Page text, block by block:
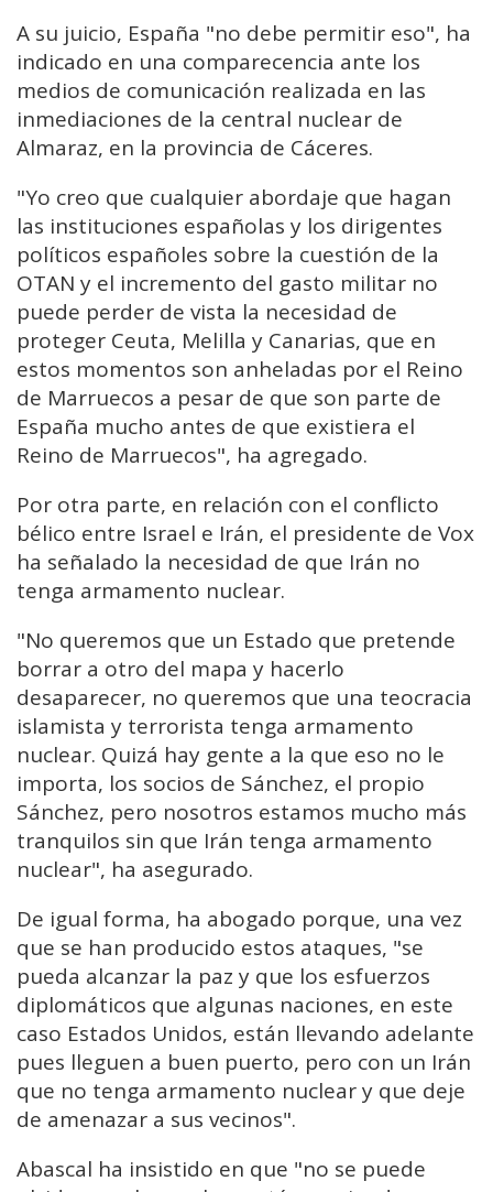
A su juicio, España "no debe permitir eso", ha
indicado en una comparecencia ante los
medios de comunicación realizada en las
inmediaciones de la central nuclear de
Almaraz, en la provincia de Cáceres.
"Yo creo que cualquier abordaje que hagan
las instituciones españolas y los dirigentes
políticos españoles sobre la cuestión de la
OTAN y el incremento del gasto militar no
puede perder de vista la necesidad de
proteger Ceuta, Melilla y Canarias, que en
estos momentos son anheladas por el Reino
de Marruecos a pesar de que son parte de
España mucho antes de que existiera el
Reino de Marruecos", ha agregado.
Por otra parte, en relación con el conflicto
bélico entre Israel e Irán, el presidente de Vox
ha señalado la necesidad de que Irán no
tenga armamento nuclear.
"No queremos que un Estado que pretende
borrar a otro del mapa y hacerlo
desaparecer, no queremos que una teocracia
islamista y terrorista tenga armamento
nuclear. Quizá hay gente a la que eso no le
importa, los socios de Sánchez, el propio
Sánchez, pero nosotros estamos mucho más
tranquilos sin que Irán tenga armamento
nuclear", ha asegurado.
De igual forma, ha abogado porque, una vez
que se han producido estos ataques, "se
pueda alcanzar la paz y que los esfuerzos
diplomáticos que algunas naciones, en este
caso Estados Unidos, están llevando adelante
pues lleguen a buen puerto, pero con un Irán
que no tenga armamento nuclear y que deje
de amenazar a sus vecinos".
Abascal ha insistido en que "no se puede